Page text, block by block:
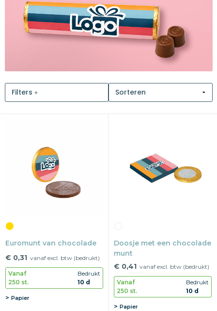
Drinkwaren
Paraplu's
Snoepgoed
Kantoorartikelen
Merken
Filters
Euromunt van chocolade
€ 0,31 vanaf excl. btw (bedrukt)
Vanaf
250 st.
Bedrukt
10 d
Papier
Doosje met een chocolade
munt
€ 0,41 vanaf excl. btw (bedrukt)
Vanaf
250 st.
Bedrukt
10 d
Papier